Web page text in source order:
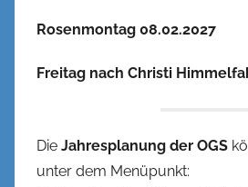
Rosenmontag 08.02.2027
Freitag nach Christi
Die Jahresplanung der OGS
unter dem Menüpunkt: